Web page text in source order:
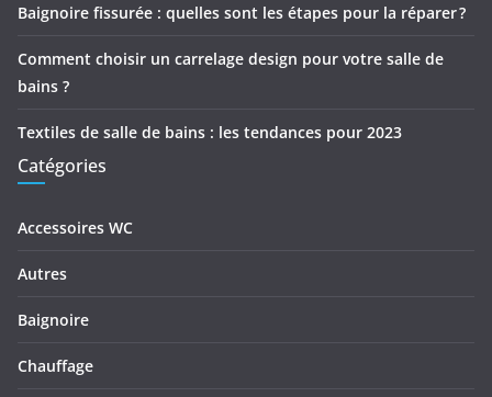
Baignoire fissurée : quelles sont les étapes pour la réparer ?
Comment choisir un carrelage design pour votre salle de
bains ?
Textiles de salle de bains : les tendances pour 2023
Catégories
Accessoires WC
Autres
Baignoire
Chauffage